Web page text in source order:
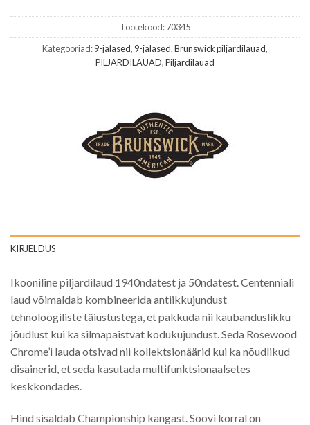
Tootekood:70345
Kategooriad:9-jalased, 9-jalased,Brunswick piljardilauad,
PILJARDILAUAD,Piljardilauad
KIRJELDUS
Ikooniline piljardilaud 1940ndatest ja 50ndatest. Centenniali
laud võimaldab kombineerida antiikkujundust
tehnoloogiliste täiustustega, et pakkuda nii kaubanduslikku
jõudlust kui ka silmapaistvat kodukujundust. Seda Rosewood
Chrome’i lauda otsivad nii kollektsionäärid kui ka nõudlikud
disainerid, et seda kasutada multifunktsionaalsetes
keskkondades.
Hind sisaldab Championship kangast. Soovi korral on